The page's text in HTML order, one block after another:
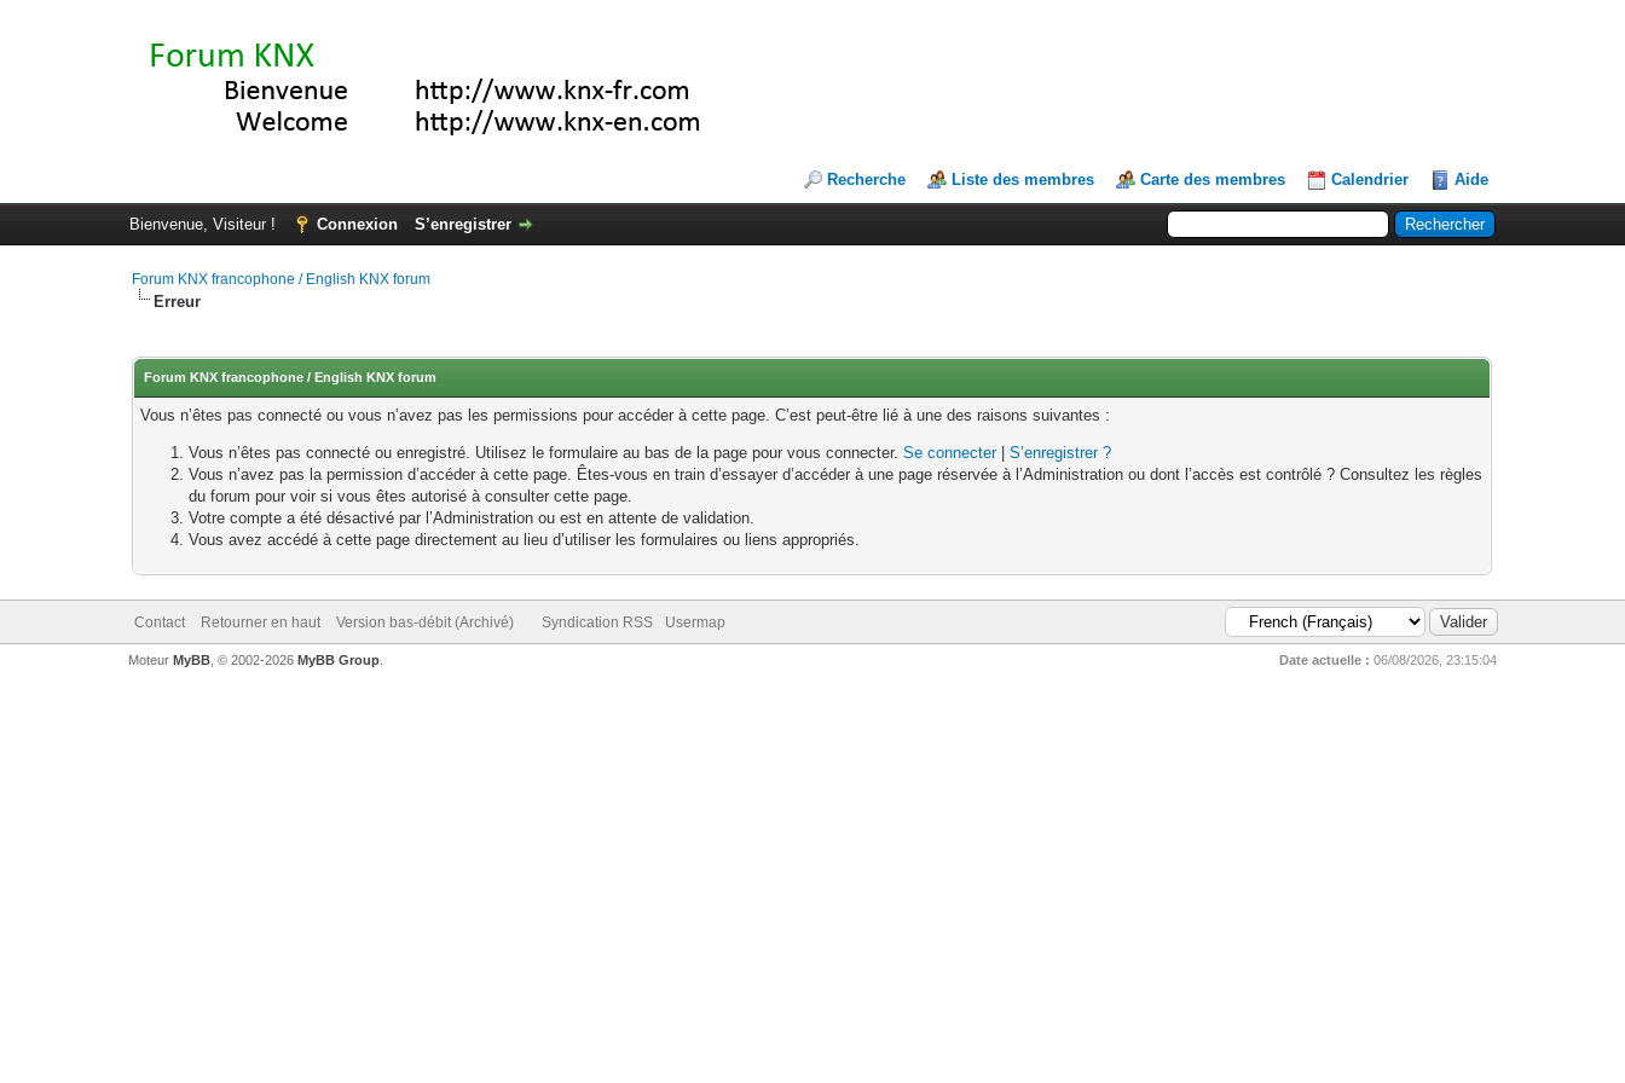
Recherche Liste des membres Carte des membres Calendrier Aide
Bienvenue, Visiteur ! Connexion S’enregistrer
Forum KNX francophone / English KNX forum
Erreur
Forum KNX francophone / English KNX forum
Vous n’êtes pas connecté ou vous n’avez pas les permissions pour accéder à cette page. C’est peut-être lié à une des raisons suivantes :
Vous n’êtes pas connecté ou enregistré. Utilisez le formulaire au bas de la page pour vous connecter.Se connecter|S’enregistrer ?
Vous n’avez pas la permission d’accéder à cette page. Êtes-vous en train d’essayer d’accéder à une page réservée à l’Administration ou dont l’accès est contrôlé ? Consultez les règles
du forum pour voir si vous êtes autorisé à consulter cette page.
Votre compte a été désactivé par l’Administration ou est en attente de validation.
Vous avez accédé à cette page directement au lieu d’utiliser les formulaires ou liens appropriés.
Contact Retourner en haut Version bas-débit (Archivé) Syndication RSS Usermap
Date actuelle : 06/08/2026, 23:15:04
Moteur MyBB, © 2002-2026 MyBB Group.